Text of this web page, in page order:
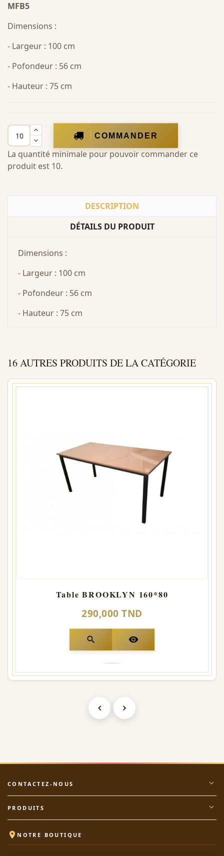
MFB5
Dimensions :
- Largeur : 100 cm
- Pofondeur : 56 cm
- Hauteur : 75 cm
COMMANDER
La quantité minimale pour pouvoir commander ce
produit est 10.
DESCRIPTION
DÉTAILS DU PRODUIT
Dimensions :
- Largeur : 100 cm
- Pofondeur : 56 cm
- Hauteur : 75 cm
16 AUTRES PRODUITS DE LA CATÉGORIE
Table BROOKLYN 160*80
290,000 TND
search visibility
CONTACTEZ-NOUS expand_more
PRODUITS expand_more
 NOTRE BOUTIQUE